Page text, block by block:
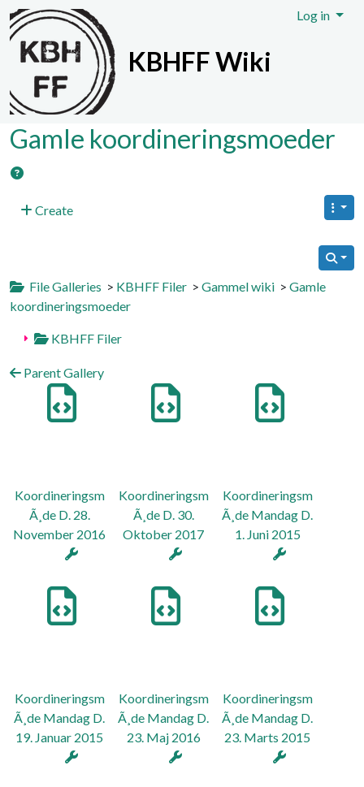
Site identity, navigation, etc.
KBHFF Wiki
Log in
Navigation and related
Gamle koordineringsmoeder
Create
File Galleries > KBHFF Filer > Gammel wiki > Gamle
koordineringsmoeder
KBHFF Filer
Parent Gallery
Koordineringsm
Ã¸de D. 28.
November 2016
Koordineringsm
Ã¸de D. 30.
Oktober 2017
Koordineringsm
Ã¸de Mandag D.
1. Juni 2015
Koordineringsm
Ã¸de Mandag D.
19. Januar 2015
Koordineringsm
Ã¸de Mandag D.
23. Maj 2016
Koordineringsm
Ã¸de Mandag D.
23. Marts 2015